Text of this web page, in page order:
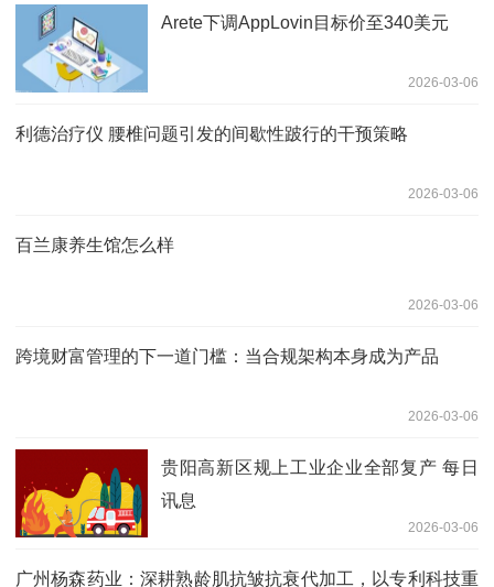
Arete下调AppLovin目标价至340美元
2026-03-06
利德治疗仪 腰椎问题引发的间歇性跛行的干预策略
2026-03-06
百兰康养生馆怎么样
2026-03-06
跨境财富管理的下一道门槛：当合规架构本身成为产品
2026-03-06
贵阳高新区规上工业企业全部复产 每日
讯息
2026-03-06
广州杨森药业：深耕熟龄肌抗皱抗衰代加工，以专利科技重